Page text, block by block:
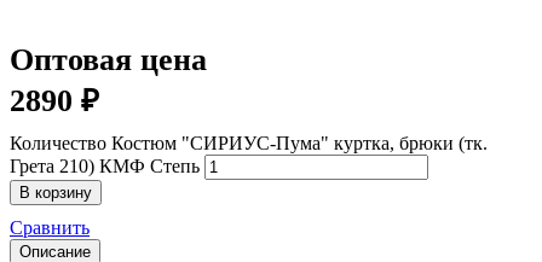
Оптовая цена
2890 ₽
Количество Костюм "СИРИУС-Пума" куртка, брюки (тк.
Грета 210) КМФ Степь
В корзину
Сравнить
Описание